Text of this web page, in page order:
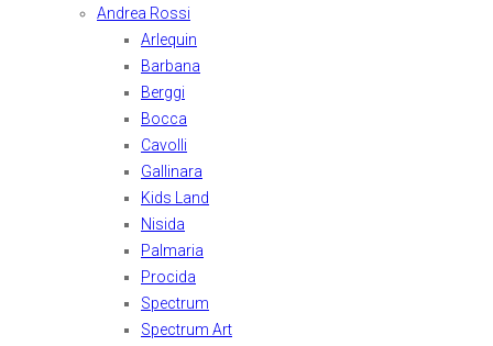
Andrea Rossi
Arlequin
Barbana
Berggi
Bocca
Cavolli
Gallinara
Kids Land
Nisida
Palmaria
Procida
Spectrum
Spectrum Art